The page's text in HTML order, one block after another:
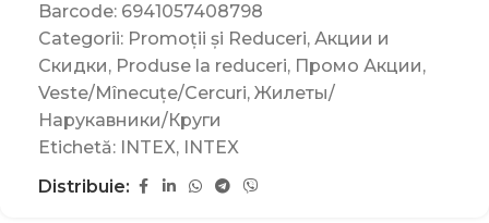
Barcode: 6941057408798
Categorii: Promoții și Reduceri, Акции и
Скидки, Produse la reduceri, Промо Акции,
Veste/Mînecuțe/Cercuri, Жилеты/
Нарукавники/Круги
Etichetă:
INTEX,
INTEX
Distribuie: